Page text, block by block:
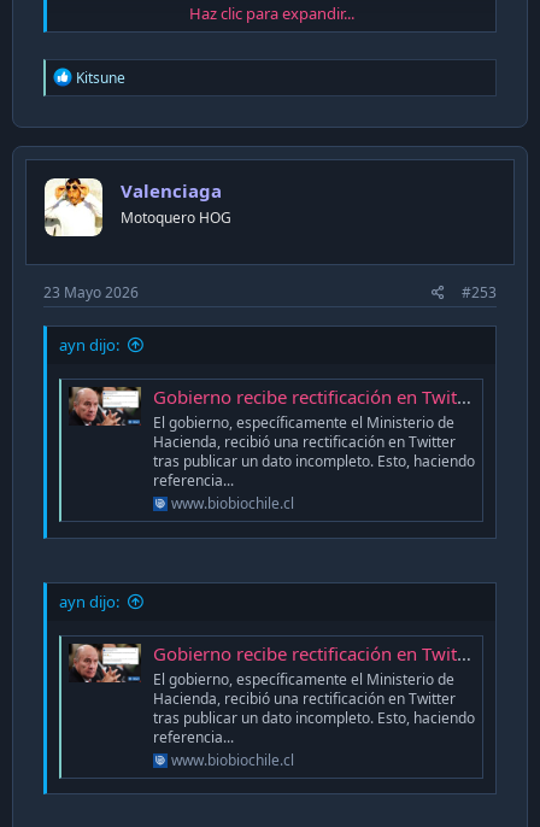
PD: wat0n, debe tener más información al respecto.
Haz clic para expandir...
R
e
c
t
o
n
Kitsune
Valenciaga
Motoquero HOG
23 Mayo 2026 #253
ayn dijo:
Gobierno recibe rectificación en Twitter por divulgar dato incompleto sobre impuestos en EEUU y Chile
El gobierno, específicamente el Ministerio de
Hacienda, recibió una rectificación en Twitter
tras publicar un dato incompleto. Esto, haciendo
referencia...
www.biobiochile.cl
ayn dijo:
Gobierno recibe rectificación en Twitter por divulgar dato incompleto sobre impuestos en EEUU y Chile
El gobierno, específicamente el Ministerio de
Hacienda, recibió una rectificación en Twitter
tras publicar un dato incompleto. Esto, haciendo
referencia...
www.biobiochile.cl